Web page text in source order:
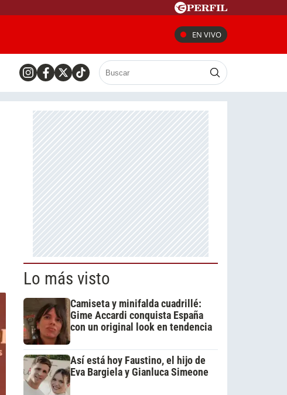
EN VIVO
Lo más visto
Camiseta y minifalda cuadrillé:
Gime Accardi conquista España
con un original look en tendencia
Así está hoy Faustino, el hijo de
Eva Bargiela y Gianluca Simeone